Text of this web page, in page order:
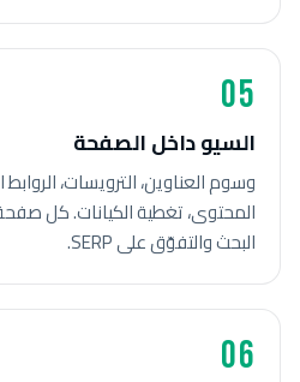
05
السيو داخل الصفحة
المحتوى، تغطية الكيانات. كل
البحث والتفوّق على SERP.
06